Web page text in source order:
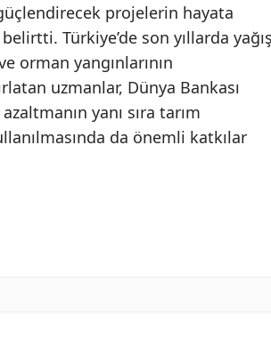
projelerin hayata
Türkiye’de son yıllarda
orman yangınlarının
uzmanlar, Dünya Bankası
yanı sıra tarım
da önemli katkılar